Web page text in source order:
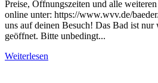
Preise, Öffnungszeiten und alle
online unter: https://www.wvv.de/
uns auf deinen Besuch! Das Bad ist nur
geöffnet. Bitte unbedingt...
Weiterlesen